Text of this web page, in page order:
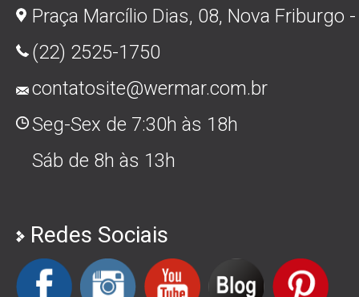
Praça Marcílio Dias, 08, Nova Friburgo
(22) 2525-1750
contatosite@wermar.com.br
Seg-Sex de 7:30h às 18h
Sáb de 8h às 13h
Redes Sociais